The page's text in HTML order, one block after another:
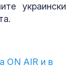
украински
ON AIR и в